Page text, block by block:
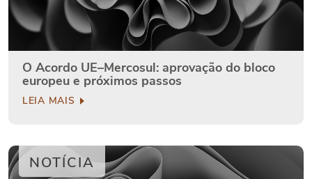
O Acordo UE–Mercosul: aprovação do bloco
europeu e próximos passos
LEIA MAIS
NOTÍCIA